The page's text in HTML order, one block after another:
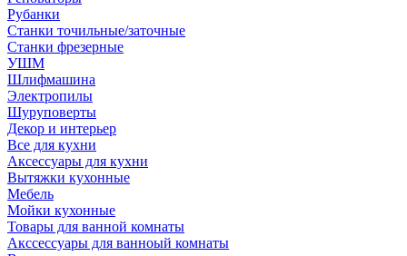
Рубанки
Станки точильные/заточные
Станки фрезерные
УШМ
Шлифмашина
Электропилы
Шуруповерты
Декор и интерьер
Все для кухни
Аксессуары для кухни
Вытяжки кухонные
Мебель
Мойки кухонные
Товары для ванной комнаты
Акссессуары для ванноый комнаты